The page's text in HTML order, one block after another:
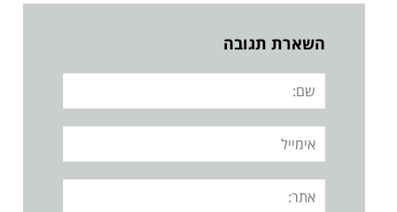
השארת תגובה
שם:
אימייל
אתר: